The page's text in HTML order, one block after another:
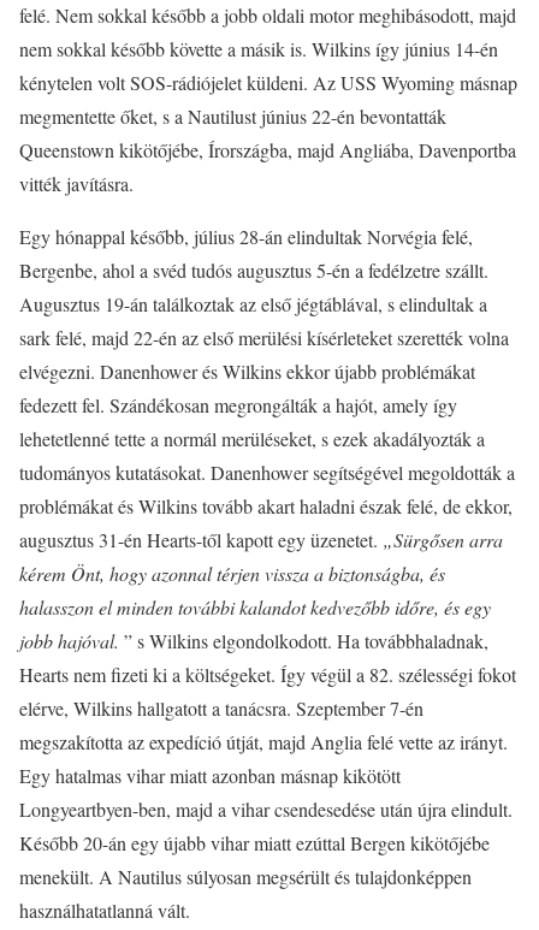
felé. Nem sokkal később a jobb oldali motor meghibásodott, majd
nem sokkal később követte a másik is. Wilkins így június 14-én
kénytelen volt SOS-rádiójelet küldeni. Az USS Wyoming másnap
megmentette őket, s a Nautilust június 22-én bevontatták
Queenstown kikötőjébe, Írországba, majd Angliába, Davenportba
vitték javításra.
Egy hónappal később, július 28-án elindultak Norvégia felé,
Bergenbe, ahol a svéd tudós augusztus 5-én a fedélzetre szállt.
Augusztus 19-án találkoztak az első jégtáblával, s elindultak a
sark felé, majd 22-én az első merülési kísérleteket szerették volna
elvégezni. Danenhower és Wilkins ekkor újabb problémákat
fedezett fel. Szándékosan megrongálták a hajót, amely így
lehetetlenné tette a normál merüléseket, s ezek akadályozták a
tudományos kutatásokat. Danenhower segítségével megoldották a
problémákat és Wilkins tovább akart haladni észak felé, de ekkor,
augusztus 31-én Hearts-től kapott egy üzenetet. „Sürgősen arra
kérem Önt, hogy azonnal térjen vissza a biztonságba, és
halasszon el minden további kalandot kedvezőbb időre, és egy
jobb hajóval. ” s Wilkins elgondolkodott. Ha továbbhaladnak,
Hearts nem fizeti ki a költségeket. Így végül a 82. szélességi fokot
elérve, Wilkins hallgatott a tanácsra. Szeptember 7-én
megszakította az expedíció útját, majd Anglia felé vette az irányt.
Egy hatalmas vihar miatt azonban másnap kikötött
Longyeartbyen-ben, majd a vihar csendesedése után újra elindult.
Később 20-án egy újabb vihar miatt ezúttal Bergen kikötőjébe
menekült. A Nautilus súlyosan megsérült és tulajdonképpen
használhatatlanná vált.